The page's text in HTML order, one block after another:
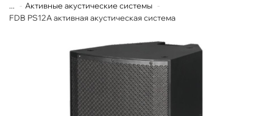
...
Активные акустические системы
FDB PS12A активная акустическая система